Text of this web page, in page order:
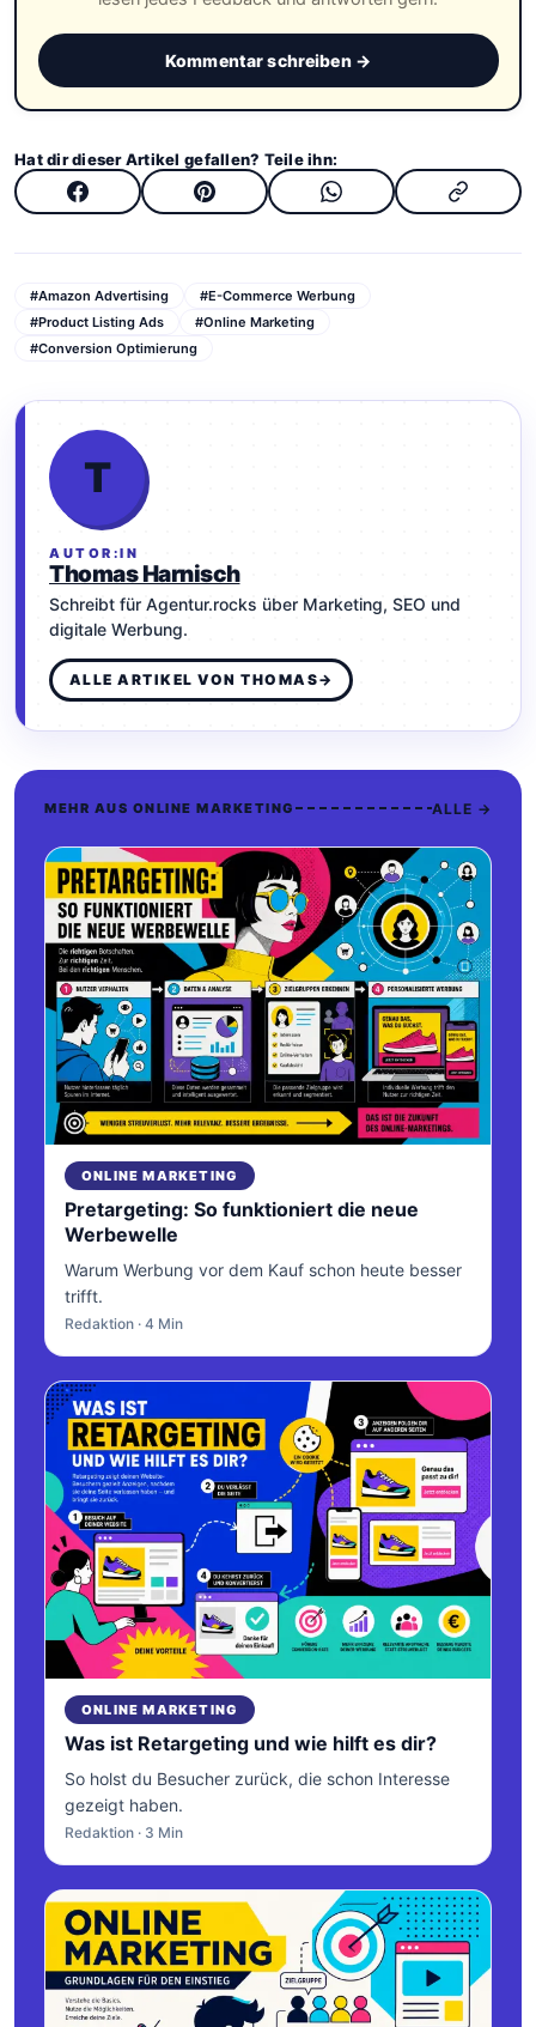
Kommentar schreiben →
Hat dir dieser Artikel gefallen? Teile ihn:
#Amazon Advertising
#E-Commerce Werbung
#Product Listing Ads
#Online Marketing
#Conversion Optimierung
T
AUTOR:IN
Thomas Harnisch
Schreibt für Agentur.rocks über Marketing, SEO und
digitale Werbung.
ALLE ARTIKEL VON THOMAS→
MEHR AUS ONLINE MARKETING ALLE →
ONLINE MARKETING
Pretargeting: So funktioniert die neue
Werbewelle
Warum Werbung vor dem Kauf schon heute besser
trifft.
Redaktion · 4 Min
ONLINE MARKETING
Was ist Retargeting und wie hilft es dir?
So holst du Besucher zurück, die schon Interesse
gezeigt haben.
Redaktion · 3 Min